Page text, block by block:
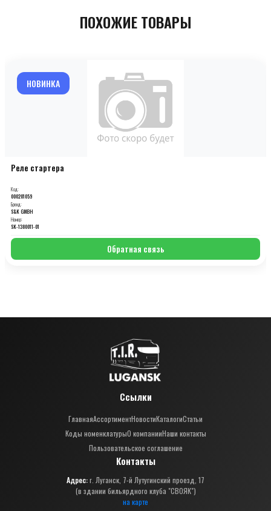
ПОХОЖИЕ ТОВАРЫ
НОВИНКА
Реле стартера
Код:
000201059
Бренд:
S&K GMBH
Номер:
SK-1380011-01
Обратная связь
Ссылки
ГлавнаяАссортиментНовостиКаталогиСтатьи
Коды номенклатурыО компанииНаши контакты
Пользовательское соглашение
Контакты
Адрес:г. Луганск, 7-й Лутугинский проезд, 17
(в здании бильярдного клуба "СВОЯК")
на карте